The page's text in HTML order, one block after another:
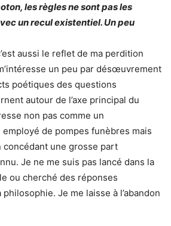
les règles ne sont pas les
un recul existentiel. Un peu
aussi le reflet de ma perdition
un peu par désœuvrement
poétiques des questions
autour de l’axe principal du
non pas comme un
de pompes funèbres mais
concédant une grosse part
Je ne me suis pas lancé dans la
ou cherché des réponses
Je me laisse à l’abandon